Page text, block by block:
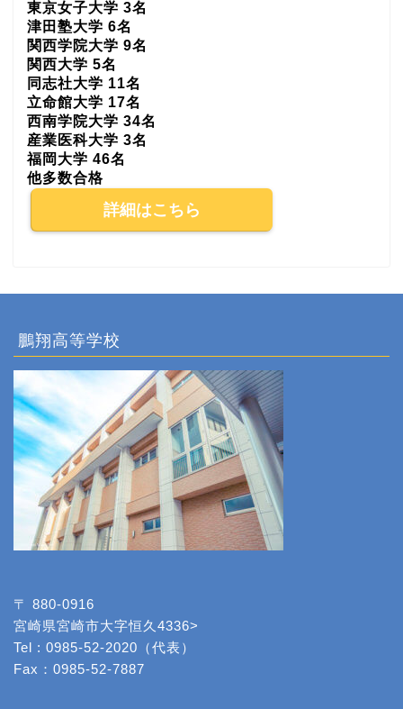
東京女子大学 3名
津田塾大学 6名
関西学院大学 9名
関西大学 5名
同志社大学 11名
立命館大学 17名
西南学院大学 34名
産業医科大学 3名
福岡大学 46名
他多数合格
詳細はこちら
鵬翔高等学校
〒 880-0916
宮崎県宮崎市大字恒久4336>
Tel : 0985-52-2020（代表）
Fax：0985-52-7887